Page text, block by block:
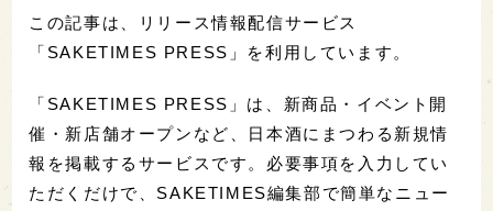
この記事は、リリース情報配信サービス
「SAKETIMES PRESS」を利用しています。
「SAKETIMES PRESS」は、新商品・イベント開
催・新店舗オープンなど、日本酒にまつわる新規情
報を掲載するサービスです。必要事項を入力してい
ただくだけで、SAKETIMES編集部で簡単なニュー